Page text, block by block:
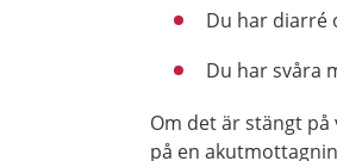
Du har diarré
Du har svåra
Om det är stängt
på en